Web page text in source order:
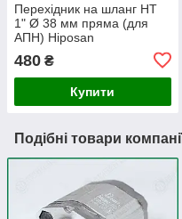
Перехідник на шланг НТ
1" Ø 38 мм пряма (для
АПН) Hiposan
480 ₴
Купити
Подібні товари